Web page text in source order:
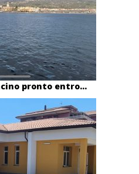
pronto entro...